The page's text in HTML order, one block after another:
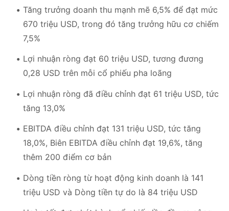
Tăng trưởng doanh thu mạnh mẽ 6,5% để đạt mức
670 triệu USD, trong đó tăng trưởng hữu cơ chiếm
7,5%
Lợi nhuận ròng đạt 60 triệu USD, tương đương
0,28 USD trên mỗi cổ phiếu pha loãng
Lợi nhuận ròng đã điều chỉnh đạt 61 triệu USD, tức
tăng 13,0%
EBITDA điều chỉnh đạt 131 triệu USD, tức tăng
18,0%, Biên EBITDA điều chỉnh đạt 19,6%, tăng
thêm 200 điểm cơ bản
Dòng tiền ròng từ hoạt động kinh doanh là 141
triệu USD và Dòng tiền tự do là 84 triệu USD